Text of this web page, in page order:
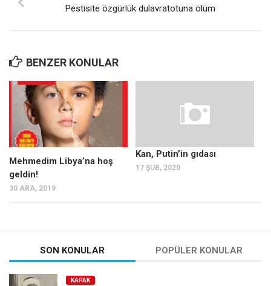
Pestisite özgürlük dulavratotuna ölüm
BENZER KONULAR
Mehmedim Libya’na hoş
geldin!
30 ARA, 2019
Kan, Putin’in gıdası
17 ŞUB, 2020
SON KONULAR POPÜLER KONULAR
KAPAK